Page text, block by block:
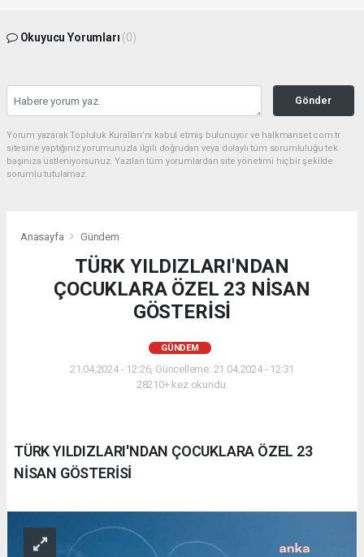
Okuyucu Yorumları (0)
Gönder
Yorum yazarak Topluluk Kuralları’nı kabul etmiş bulunuyor ve halkmanset.com.tr
sitesine yaptığınız yorumunuzla ilgili doğrudan veya dolaylı tüm sorumluluğu tek
başınıza üstleniyorsunuz. Yazılan tüm yorumlardan site yönetimi hiçbir şekilde
sorumlu tutulamaz.
Anasayfa Gündem
TÜRK YILDIZLARI'NDAN
ÇOCUKLARA ÖZEL 23 NİSAN
GÖSTERİSİ
GÜNDEM
21.04.2024 - 12:26, Güncelleme: 21.04.2024 - 12:31
28210+ kez okundu.
TÜRK YILDIZLARI'NDAN ÇOCUKLARA ÖZEL 23
NİSAN GÖSTERİSİ